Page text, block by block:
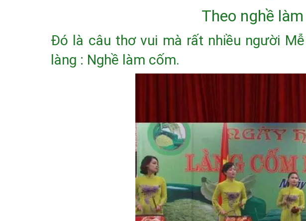
Theo nghề
Đó là câu thơ vui mà rất nhiều người
làng : Nghề làm cốm.